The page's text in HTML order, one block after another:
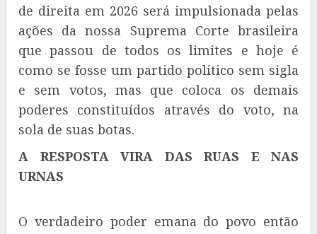
de direita em 2026 será impulsionada pelas
ações da nossa Suprema Corte brasileira
que passou de todos os limites e hoje é
como se fosse um partido político sem sigla
e sem votos, mas que coloca os demais
poderes constituídos através do voto, na
sola de suas botas.
A RESPOSTA VIRA DAS RUAS E NAS
URNAS
O verdadeiro poder emana do povo então